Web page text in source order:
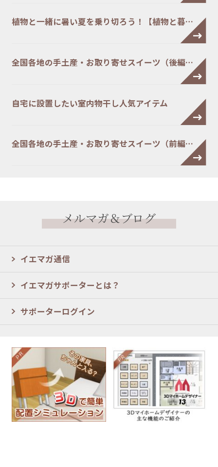
植物と一緒に暑い夏を乗り切ろう！【植物と暮…
全国各地の手土産・お取り寄せスイーツ（後編…
自宅に設置したい室内物干し人気アイテム
全国各地の手土産・お取り寄せスイーツ（前編…
メルマガ＆ブログ
イエマガ通信
イエマガサポーターとは？
サポーターログイン